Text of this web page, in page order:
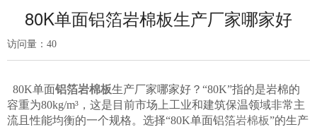
80K单面铝箔岩棉板生产厂家哪家好
访问量： 40
80K单面铝箔岩棉板生产厂家哪家好？“80K”指的是岩棉的
容重为80kg/m³，这是目前市场上工业和建筑保温领域非常主
流且性能均衡的一个规格。选择“80K单面铝箔岩棉板”的生产